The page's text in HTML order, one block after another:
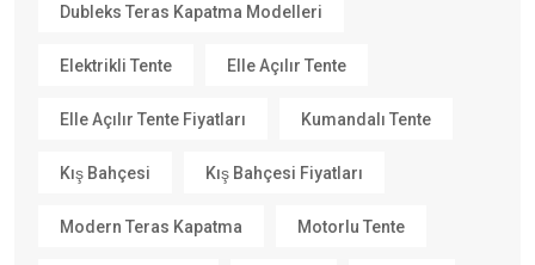
Dubleks Teras Kapatma Modelleri
Elektrikli Tente Elle Açılır Tente
Elle Açılır Tente Fiyatları Kumandalı Tente
Kış Bahçesi Kış Bahçesi Fiyatları
Modern Teras Kapatma Motorlu Tente